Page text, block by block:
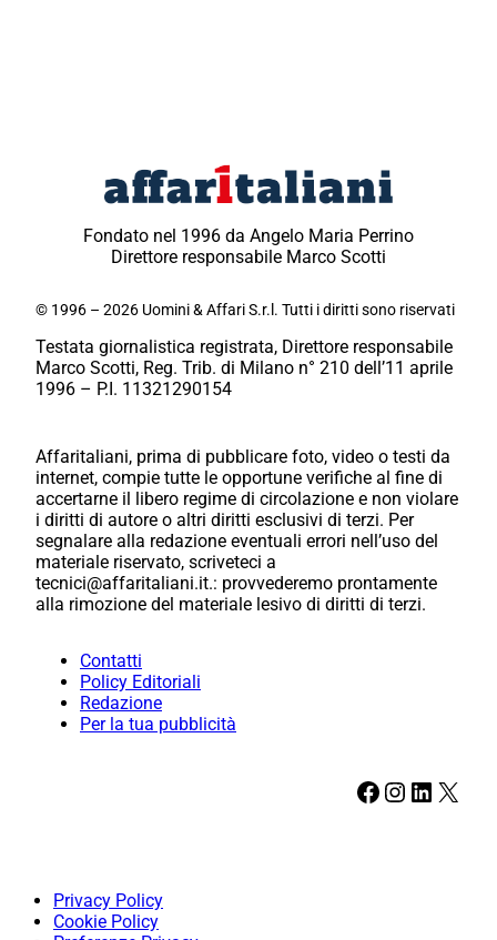
Fondato nel 1996 da Angelo Maria Perrino
Direttore responsabile Marco Scotti
© 1996 – 2026 Uomini & Affari S.r.l. Tutti i diritti sono riservati
Testata giornalistica registrata, Direttore responsabile
Marco Scotti, Reg. Trib. di Milano n° 210 dell’11 aprile
1996 – P.I. 11321290154
Affaritaliani, prima di pubblicare foto, video o testi da
internet, compie tutte le opportune verifiche al fine di
accertarne il libero regime di circolazione e non violare
i diritti di autore o altri diritti esclusivi di terzi. Per
segnalare alla redazione eventuali errori nell’uso del
materiale riservato, scriveteci a
tecnici@affaritaliani.it.: provvederemo prontamente
alla rimozione del materiale lesivo di diritti di terzi.
Contatti
Policy Editoriali
Redazione
Per la tua pubblicità
Facebook Instagram LinkedIn X
Privacy Policy
Cookie Policy